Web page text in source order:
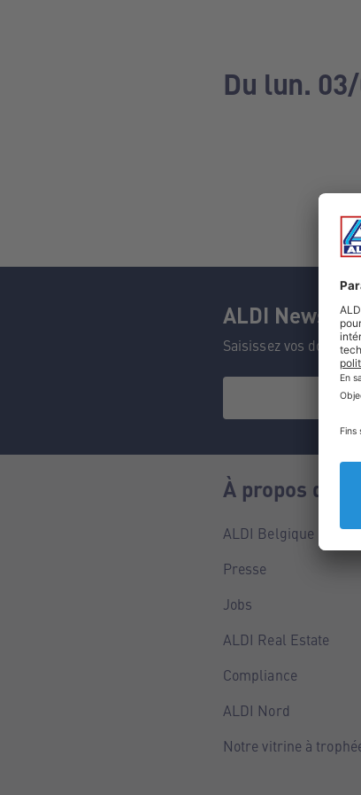
Du lun.
ALDI
Saisissez vos
À propos de
ALDI Belgique
Presse
Jobs
ALDI Real Estate
Compliance
ALDI Nord
Notre vitrine à